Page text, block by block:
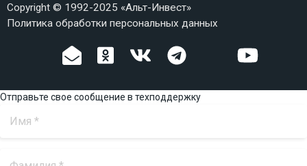
Copyright © 1992-2025 «Альт-Инвест»
Политика обработки персональных данных
Отправьте свое сообщение в техподдержку